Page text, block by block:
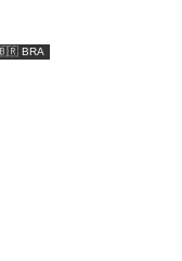
BRA